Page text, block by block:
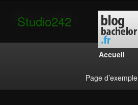
Studio242
Aller au contenu principal
Aller au contenu secondaire
Aller au contenu principal
Aller au contenu secondaireAccueil
Page d’exemple